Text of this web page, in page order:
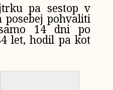
pa sestop v
pohvaliti
14 dni po
let, hodil pa kot